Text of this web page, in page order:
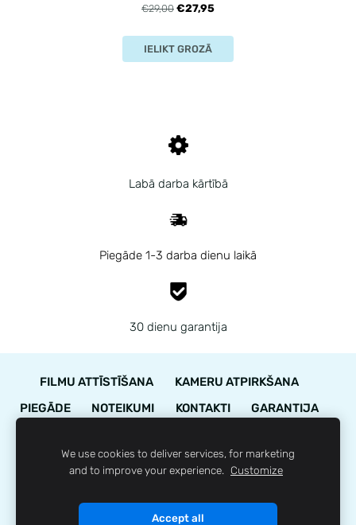
Labā darba kārtībā
Piegāde 1-3 darba dienu laikā
30 dienu garantija
€29,00 €27,95
IELIKT GROZĀ
FILMU ATTĪSTĪŠANA
KAMERU ATPIRKŠANA
PIEGĀDE
NOTEIKUMI KONTAKTI
GARANTIJA
LOJALITĀTES PROGRAMMA
SĪKDATNES
© 35mm.lv
We use cookies to deliver services, for marketing
and to improve your experience. Customize
Accept all